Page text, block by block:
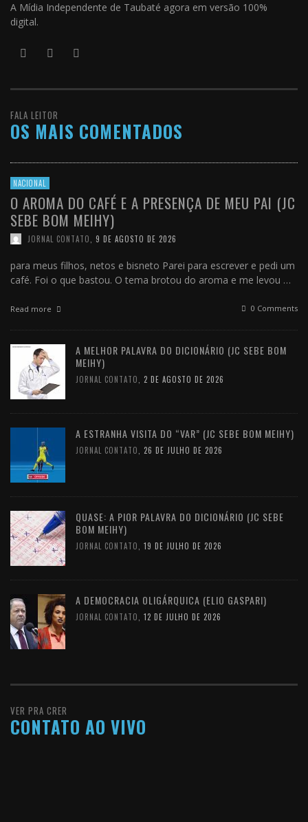
A Mídia Independente de Taubaté agora em versão 100%
digital.
FALA LEITOR
OS MAIS COMENTADOS
NACIONAL
O AROMA DO CAFÉ E A PRESENÇA DE MEU PAI (JC
SEBE BOM MEIHY)
JORNAL CONTATO 9 DE AGOSTO DE 2026
para meus filhos, netos e bisneto Parei para escrever e pedi um
café. Foi o que bastou. O tema brotou do aroma e me levou …
Read more 0 Comments
A MELHOR PALAVRA DO DICIONÁRIO (JC SEBE BOM
MEIHY)
JORNAL CONTATO 2 DE AGOSTO DE 2026
A ESTRANHA VISITA DO “VAR” (JC SEBE BOM MEIHY)
JORNAL CONTATO 26 DE JULHO DE 2026
QUASE: A PIOR PALAVRA DO DICIONÁRIO (JC SEBE
BOM MEIHY)
JORNAL CONTATO 19 DE JULHO DE 2026
A DEMOCRACIA OLIGÁRQUICA (ELIO GASPARI)
JORNAL CONTATO 12 DE JULHO DE 2026
VER PRA CRER
CONTATO AO VIVO